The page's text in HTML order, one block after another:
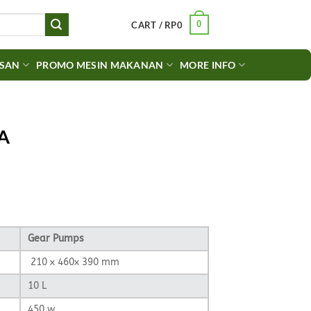
CART / RP0 0
PROMO MESIN MAKANAN MORE INFO
Gear Pumps
210 x 460x 390 mm
10 L